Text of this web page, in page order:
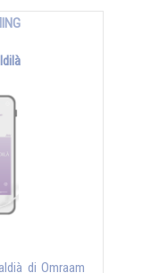
di Omraam